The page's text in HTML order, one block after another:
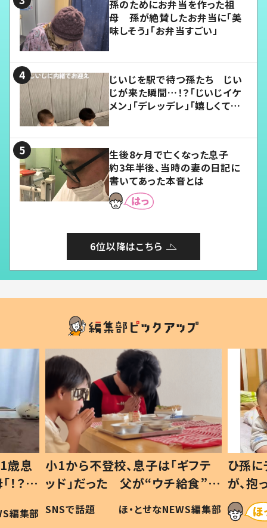
孫のためにお弁当を作った祖
母 孫が絶賛したお弁当に「美
味しそう」「お弁当すごい」
じいじを駅で待つ孫たち じい
じが来た瞬間…！？「じいじイケ
メン」「デレッデレ」「嬉しくて可
生後8ヶ月で亡くなった息子
約3年半後、当時の妻の日記に
書いてあった本音とは
6位以降はこちら
歳息
？」
編集部
小1から不登校、息子は「ギフテ
ッド」だった 父が“ウチ給食”を
作り続ける理由とは #令和の親
#令和の子
SNSで話題 ほ・とせなNEWS編集部
ひ孫
が、
「涙が
い」